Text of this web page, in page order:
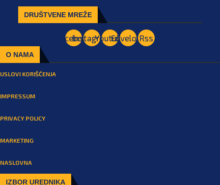
DRUŠTVENE MREŽE
Facebook
Instagram
YoutubeEnvelopeRss
O NAMA
USLOVI KORIŠĆENJA
IMPRESSUM
PRIVACY POLICY
MARKETING
NASLOVNA
IZBOR UREDNIKA